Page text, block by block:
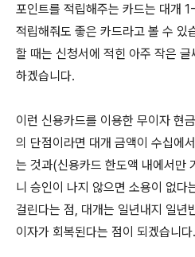
포인트를 적립해주는 카드는 대개
적립해줘도 좋은 카드라고 볼 수 있
할 때는 신청서에 적힌 아주 작은
하겠습니다.
이런 신용카드를 이용한 무이자 현
의 단점이라면 대개 금액이 수십에
는 것과(신용카드 한도액 내에서만
니 승인이 나지 않으면 소용이 없다
걸린다는 점, 대개는 일년내지 일년
이자가 회복된다는 점이 되겠습니다.